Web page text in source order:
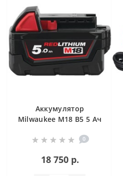
Аккумулятор
Milwaukee M18 B5 5 Ач
0
18 750 р.